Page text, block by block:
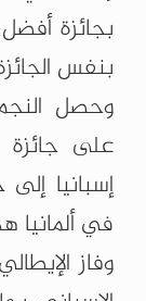
بجائزة
بنفس
وحصل
على
إسبانيا
في ألمانيا
وفاز